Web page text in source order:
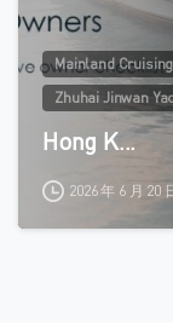
Mainland Cruising
Zhuhai Jinwan
Hong K...
2026 年 6 月 20